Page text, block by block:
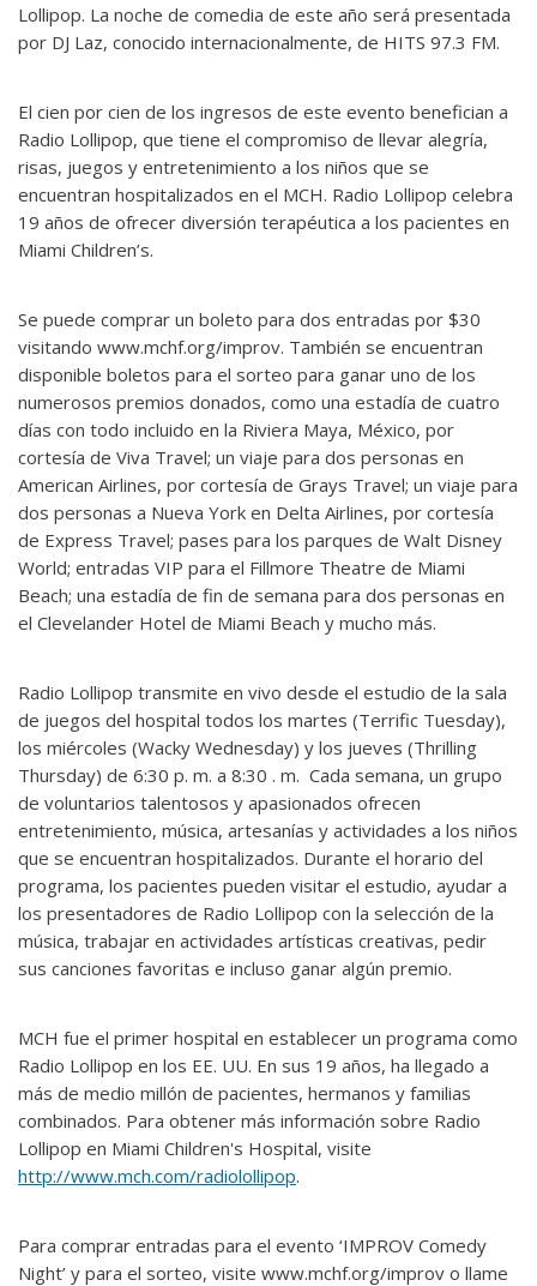
Lollipop. La noche de comedia de este año será presentada
por DJ Laz, conocido internacionalmente, de HITS 97.3 FM.
El cien por cien de los ingresos de este evento benefician a
Radio Lollipop, que tiene el compromiso de llevar alegría,
risas, juegos y entretenimiento a los niños que se
encuentran hospitalizados en el MCH. Radio Lollipop celebra
19 años de ofrecer diversión terapéutica a los pacientes en
Miami Children’s.
Se puede comprar un boleto para dos entradas por $30
visitando www.mchf.org/improv. También se encuentran
disponible boletos para el sorteo para ganar uno de los
numerosos premios donados, como una estadía de cuatro
días con todo incluido en la Riviera Maya, México, por
cortesía de Viva Travel; un viaje para dos personas en
American Airlines, por cortesía de Grays Travel; un viaje para
dos personas a Nueva York en Delta Airlines, por cortesía
de Express Travel; pases para los parques de Walt Disney
World; entradas VIP para el Fillmore Theatre de Miami
Beach; una estadía de fin de semana para dos personas en
el Clevelander Hotel de Miami Beach y mucho más.
Radio Lollipop transmite en vivo desde el estudio de la sala
de juegos del hospital todos los martes (Terrific Tuesday),
los miércoles (Wacky Wednesday) y los jueves (Thrilling
Thursday) de 6:30 p. m. a 8:30 . m. Cada semana, un grupo
de voluntarios talentosos y apasionados ofrecen
entretenimiento, música, artesanías y actividades a los niños
que se encuentran hospitalizados. Durante el horario del
programa, los pacientes pueden visitar el estudio, ayudar a
los presentadores de Radio Lollipop con la selección de la
música, trabajar en actividades artísticas creativas, pedir
sus canciones favoritas e incluso ganar algún premio.
MCH fue el primer hospital en establecer un programa como
Radio Lollipop en los EE. UU. En sus 19 años, ha llegado a
más de medio millón de pacientes, hermanos y familias
combinados. Para obtener más información sobre Radio
Lollipop en Miami Children's Hospital, visite
http://www.mch.com/radiolollipop.
Para comprar entradas para el evento ‘IMPROV Comedy
Night’ y para el sorteo, visite www.mchf.org/improv o llame